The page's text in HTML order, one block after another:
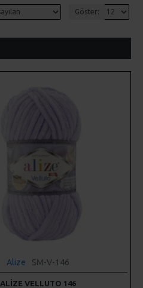
Göster:
Alize SM-V-146
ALIZE VELLUTO 146